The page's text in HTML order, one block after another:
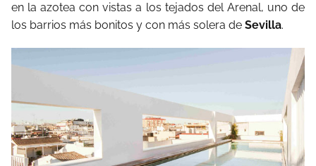
en la azotea con vistas a los tejados del Arenal, uno de
los barrios más bonitos y con más solera de Sevilla.